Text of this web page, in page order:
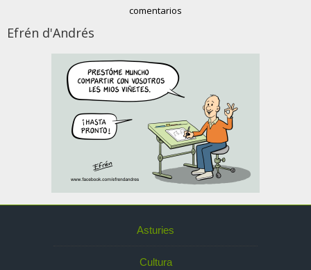
comentarios
Efrén d'Andrés
Asturies
Cultura